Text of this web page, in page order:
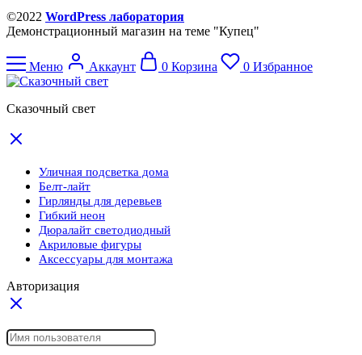
©2022 WordPress лаборатория
Демонстрационный магазин на теме "Купец"
Меню Аккаунт 0 Корзина 0 Избранное
Сказочный свет
Уличная подсветка дома
Белт-лайт
Гирлянды для деревьев
Гибкий неон
Дюралайт светодиодный
Акриловые фигуры
Аксессуары для монтажа
Авторизация